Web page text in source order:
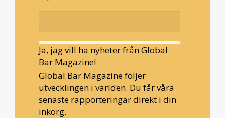
Ja, jag vill ha nyheter från Global
Bar Magazine!
Global Bar Magazine följer
utvecklingen i världen. Du får våra
senaste rapporteringar direkt i din
inkorg.